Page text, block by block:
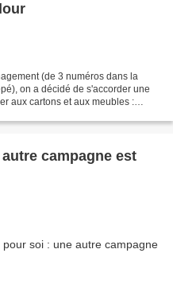
(de 3 numéros dans la
on a décidé de s'accorder une
aux cartons et aux meubles :
campagne est